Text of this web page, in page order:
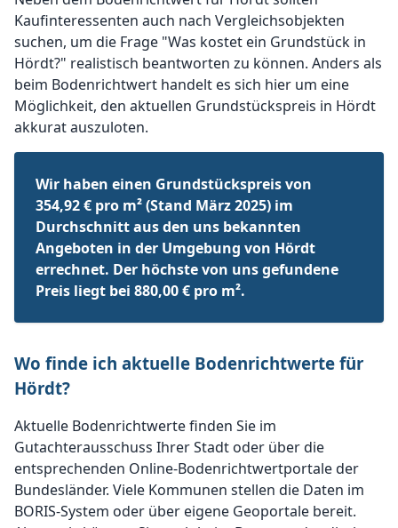
Kaufinteressenten auch nach Vergleichsobjekten
suchen, um die Frage "Was kostet ein Grundstück in
Hördt?" realistisch beantworten zu können. Anders als
beim Bodenrichtwert handelt es sich hier um eine
Möglichkeit, den aktuellen Grundstückspreis in Hördt
akkurat auszuloten.
Wir haben einen Grundstückspreis von
354,92 € pro m² (Stand März 2025) im
Durchschnitt aus den uns bekannten
Angeboten in der Umgebung von Hördt
errechnet. Der höchste von uns gefundene
Preis liegt bei 880,00 € pro m².
Wo finde ich aktuelle Bodenrichtwerte für
Hördt?
Aktuelle Bodenrichtwerte finden Sie im
Gutachterausschuss Ihrer Stadt oder über die
entsprechenden Online-Bodenrichtwertportale der
Bundesländer. Viele Kommunen stellen die Daten im
BORIS-System oder über eigene Geoportale bereit.